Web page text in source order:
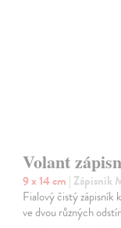
Volant
9 x 14 cm | Zápisník
Fialový čistý zápisník
ve dvou různých